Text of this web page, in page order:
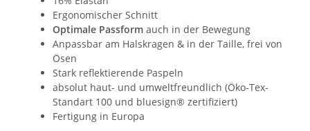
Ergonomischer Schnitt
Optimale Passform auch in der Bewegung
Anpassbar am Halskragen & in der Taille, frei von
Ösen
Stark reflektierende Paspeln
absolut haut- und umweltfreundlich (Öko-Tex-
Standart 100 und bluesign® zertifiziert)
Fertigung in Europa